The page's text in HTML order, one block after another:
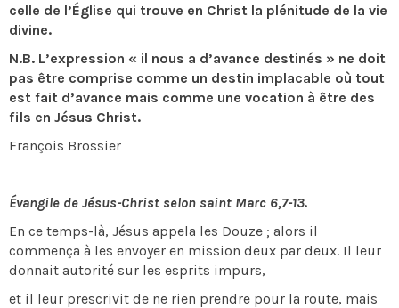
celle de l’Église qui trouve en Christ la plénitude de la vie
divine.
N.B. L’expression « il nous a d’avance destinés » ne doit
pas être comprise comme un destin implacable où tout
est fait d’avance mais comme une vocation à être des
fils en Jésus Christ.
François Brossier
Évangile de Jésus-Christ selon saint Marc 6,7-13.
En ce temps-là, Jésus appela les Douze ; alors il
commença à les envoyer en mission deux par deux. Il leur
donnait autorité sur les esprits impurs,
et il leur prescrivit de ne rien prendre pour la route, mais